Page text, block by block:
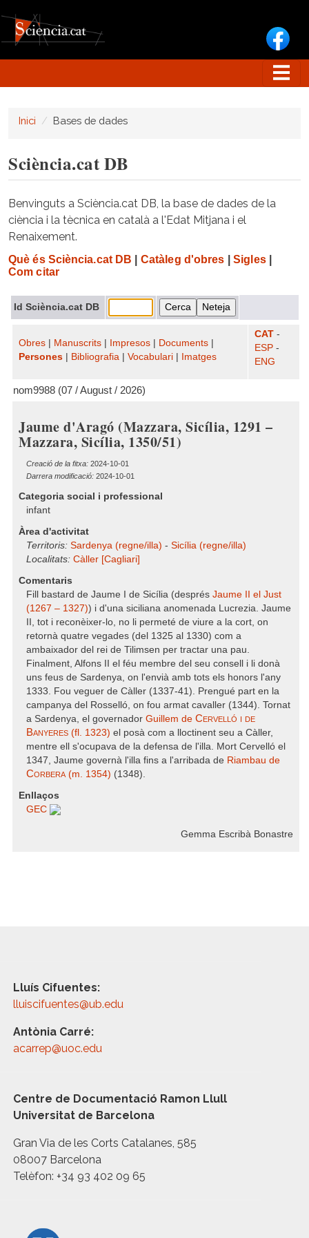
Inici Bases de dades
Sciència.cat DB
Benvinguts a Sciència.cat DB, la base de dades de la
ciència i la tècnica en català a l'Edat Mitjana i el
Renaixement.
Què és Sciència.cat DB Catàleg d'obres Sigles|
Com citar
Id Sciència.cat DB
Obres Manuscrits Impresos Documents
Persones
Bibliografia Vocabulari Imatges
CAT -
ESP -
ENG
nom9988 (07 / August / 2026)
Jaume d'Aragó (Mazzara, Sicília, 1291 –
Mazzara, Sicília, 1350/51)
Creació de la fitxa: 2024-10-01
Darrera modificació: 2024-10-01
Categoria social i professional
infant
Àrea d'activitat
Territoris: Sardenya (regne/illa) - Sicília (regne/illa)
Localitats: Càller [Cagliari]
Comentaris
Fill bastard de Jaume I de Sicília (després Jaume II el Just
(1267 – 1327)) i d'una siciliana anomenada Lucrezia. Jaume
II, tot i reconèixer-lo, no li permeté de viure a la cort, on
retornà quatre vegades (del 1325 al 1330) com a
ambaixador del rei de Tilimsen per tractar una pau.
Finalment, Alfons II el féu membre del seu consell i li donà
uns feus de Sardenya, on l'envià amb tots els honors l'any
1333. Fou veguer de Càller (1337-41). Prengué part en la
campanya del Rosselló, on fou armat cavaller (1344). Tornat
a Sardenya, el governador Guillem de Cervelló i de
Banyeres (fl. 1323) el posà com a lloctinent seu a Càller,
mentre ell s'ocupava de la defensa de l'illa. Mort Cervelló el
1347, Jaume governà l'illa fins a l'arribada de Riambau de
Corbera(m. 1354) (1348).
Enllaços
GEC
Gemma Escribà Bonastre
Lluís Cifuentes:
lluiscifuentes@ub.edu
Antònia Carré:
acarrep@uoc.edu
Centre de Documentació Ramon Llull
Universitat de Barcelona
Gran Via de les Corts Catalanes, 585
08007 Barcelona
Telèfon: +34 93 402 09 65